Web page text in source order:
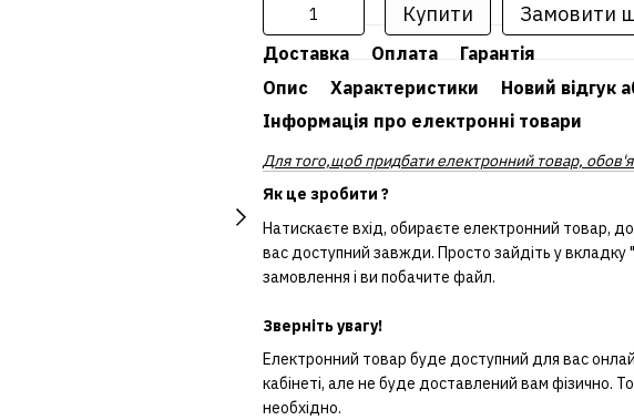
Купити Замовити
Доставка Оплата
Гарантія
Опис
Характеристики
Новий відгук
Інформація про електронні товари
Для того,щоб придбати електронний товар,
Як це зробити ?
Натискаєте вхід, обираєте електронний товар,
вас доступний завжди. Просто зайдіть у вкладку
замовлення і ви побачите файл.
Зверніть увагу!
Електронний товар буде доступний для вас
кабінеті, але не буде доставлений вам фізично.
необхідно.